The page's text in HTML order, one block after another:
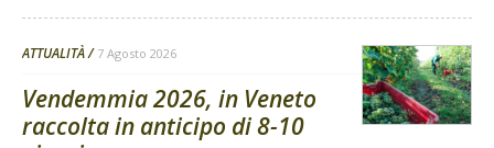
ATTUALITÀ 7 Agosto 2026
Vendemmia 2026, in Veneto
raccolta in anticipo di 8-10